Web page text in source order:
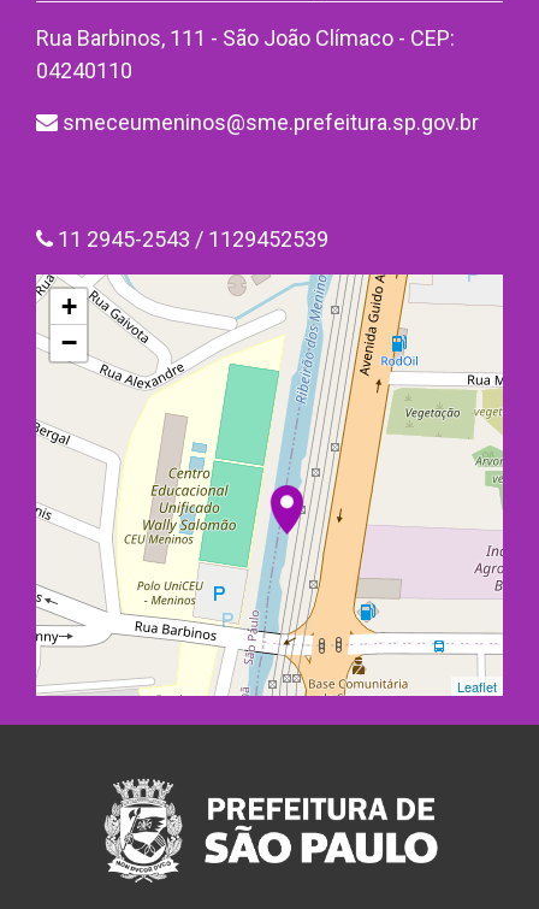
Rua Barbinos, 111 - São João Clímaco - CEP:
04240110
smeceumeninos@sme.prefeitura.sp.gov.br
11 2945-2543 / 1129452539
+
−
Leaflet